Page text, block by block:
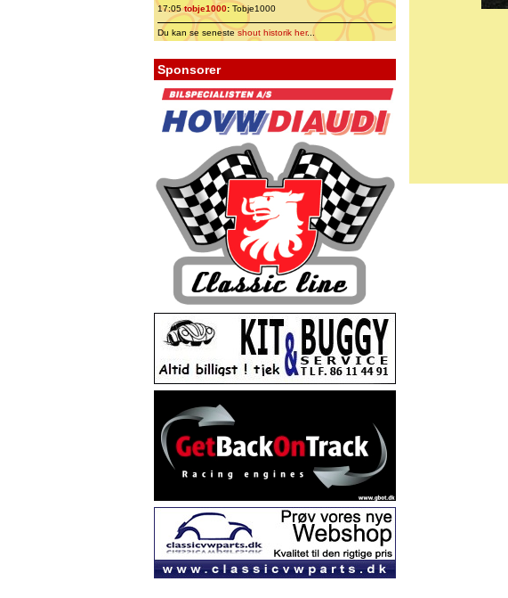
17:05tobje1000: Tobje1000
Du kan se senesteshout historik her...
Sponsorer